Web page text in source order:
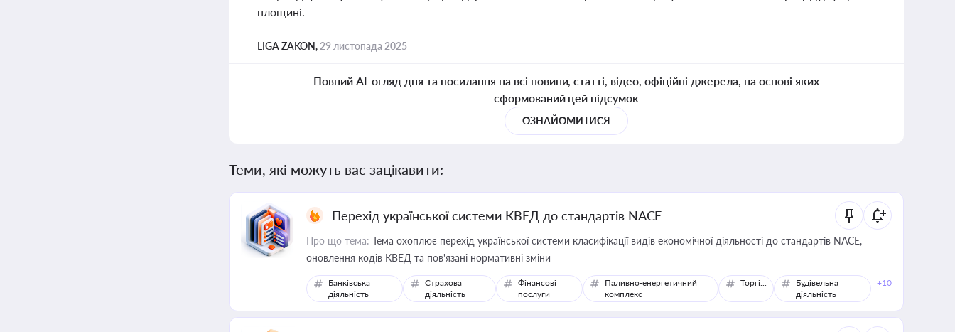
площині.
LIGA ZAKON, 29 листопада 2025
Повний AI-огляд дня та посилання на всі новини, статті, відео, офіційні джерела, на основі яких
сформований цей підсумок
ОЗНАЙОМИТИСЯ
Теми, які можуть вас зацікавити:
Перехід української системи КВЕД до стандартів NACE
Про що тема: Тема охоплює перехід української системи класифікації видів економічної діяльності до стандартів NACE,
оновлення кодів КВЕД та пов'язані нормативні зміни
Банківська
діяльність
Страхова
діяльність
Фінансові
послуги
Паливно-енергетичний
комплекс
Торгівля
Будівельна
діяльність
+10